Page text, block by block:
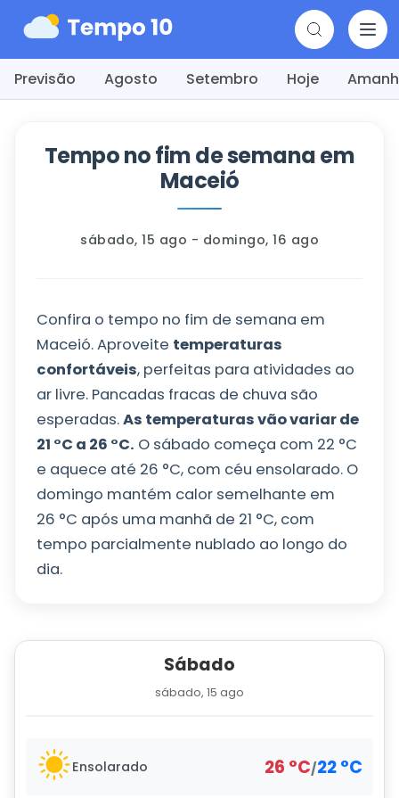
Previsão Agosto Setembro Hoje
Tempo no fim de semana em
Maceió
sábado, 15 ago - domingo, 16 ago
Confira o tempo no fim de semana em
Maceió. Aproveite temperaturas
confortáveis, perfeitas para atividades ao
ar livre. Pancadas fracas de chuva são
esperadas.As temperaturas vão variar de
21 °C a 26 °C. O sábado começa com 22 °C
e aquece até 26 °C, com céu ensolarado. O
domingo mantém calor semelhante em
26 °C após uma manhã de 21 °C, com
tempo parcialmente nublado ao longo do
dia.
Sábado
sábado, 15 ago
Ensolarado 26 °C/22°C